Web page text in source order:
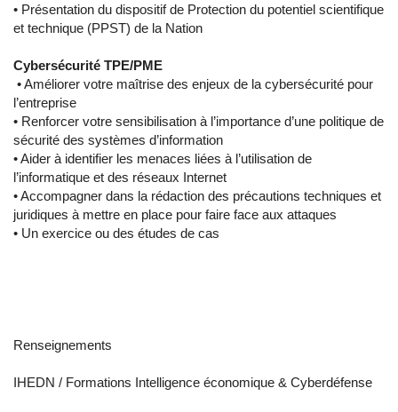
• Présentation du dispositif de Protection du potentiel scientifique
et technique (PPST) de la Nation
Cybersécurité TPE/PME
• Améliorer votre maîtrise des enjeux de la cybersécurité pour
l’entreprise
• Renforcer votre sensibilisation à l’importance d’une politique de
sécurité des systèmes d’information
• Aider à identifier les menaces liées à l’utilisation de
l’informatique et des réseaux Internet
• Accompagner dans la rédaction des précautions techniques et
juridiques à mettre en place pour faire face aux attaques
• Un exercice ou des études de cas
Renseignements
IHEDN / Formations Intelligence économique & Cyberdéfense